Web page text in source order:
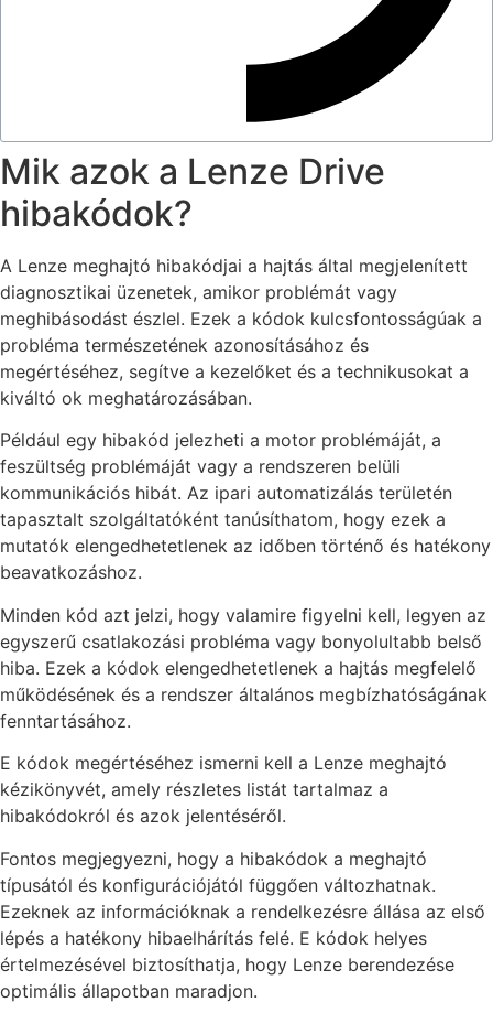
Mik azok a Lenze Drive
hibakódok?
A Lenze meghajtó hibakódjai a hajtás által megjelenített
diagnosztikai üzenetek, amikor problémát vagy
meghibásodást észlel. Ezek a kódok kulcsfontosságúak a
probléma természetének azonosításához és
megértéséhez, segítve a kezelőket és a technikusokat a
kiváltó ok meghatározásában.
Például egy hibakód jelezheti a motor problémáját, a
feszültség problémáját vagy a rendszeren belüli
kommunikációs hibát. Az ipari automatizálás területén
tapasztalt szolgáltatóként tanúsíthatom, hogy ezek a
mutatók elengedhetetlenek az időben történő és hatékony
beavatkozáshoz.
Minden kód azt jelzi, hogy valamire figyelni kell, legyen az
egyszerű csatlakozási probléma vagy bonyolultabb belső
hiba. Ezek a kódok elengedhetetlenek a hajtás megfelelő
működésének és a rendszer általános megbízhatóságának
fenntartásához.
E kódok megértéséhez ismerni kell a Lenze meghajtó
kézikönyvét, amely részletes listát tartalmaz a
hibakódokról és azok jelentéséről.
Fontos megjegyezni, hogy a hibakódok a meghajtó
típusától és konfigurációjától függően változhatnak.
Ezeknek az információknak a rendelkezésre állása az első
lépés a hatékony hibaelhárítás felé. E kódok helyes
értelmezésével biztosíthatja, hogy Lenze berendezése
optimális állapotban maradjon.